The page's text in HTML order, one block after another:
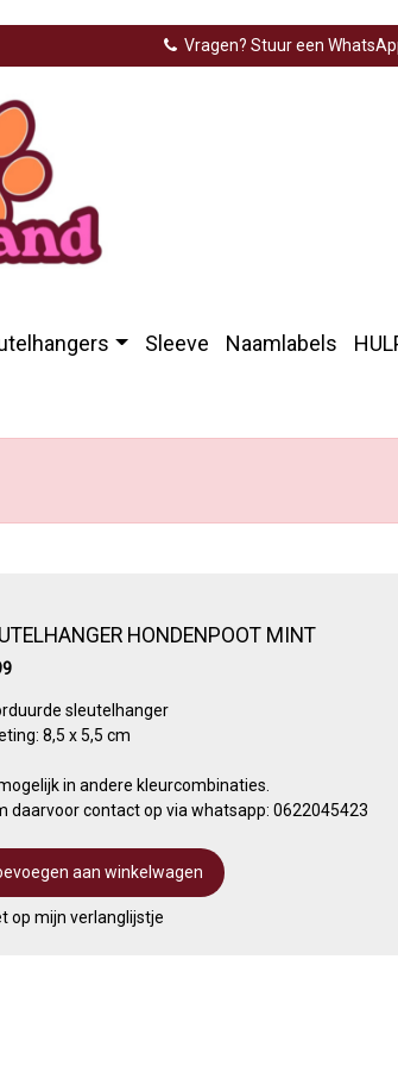
Vragen? Stuur een
Sleeve Naamlabels
HONDENPOOT MINT
sleutelhanger
8,5 x 5,5 cm
in andere kleurcombinaties.
daarvoor contact op via whatsapp: 0622045423
op mijn verlanglijstje